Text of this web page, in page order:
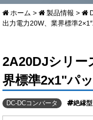
ホーム > 製品情報 >
出力電力20W、業界標準
2A20DJシリ
界標準2x1"パ
DC-DCコンバータ 絶縁型